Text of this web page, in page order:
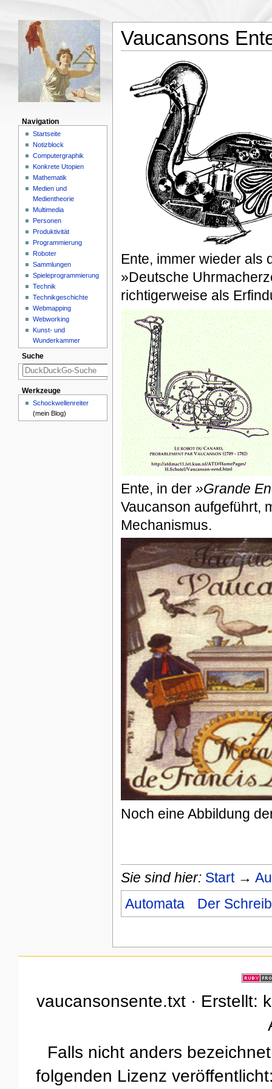
Vaucansons
Ente, immer wieder als
»Deutsche
richtigerweise als
Ente, in der »Grande
Vaucanson aufgeführt,
Mechanismus.
Noch eine Abbildung
Sie sind hier: Start→
Automata
Der
Navigation
Startseite
Notizblock
Computergraphik
Konkrete Utopien
Mathematik
Medien und
Medientheorie
Multimedia
Personen
Produktivität
Programmierung
Roboter
Sammlungen
Spieleprogrammierung
Technik
Technikgeschichte
Webmapping
Webworking
Kunst- und
Wunderkammer
Suche
Werkzeuge
Schockwellenreiter
(mein Blog)
vaucansonsente.txt · Erstellt:
Falls nicht anders
folgenden Lizenz